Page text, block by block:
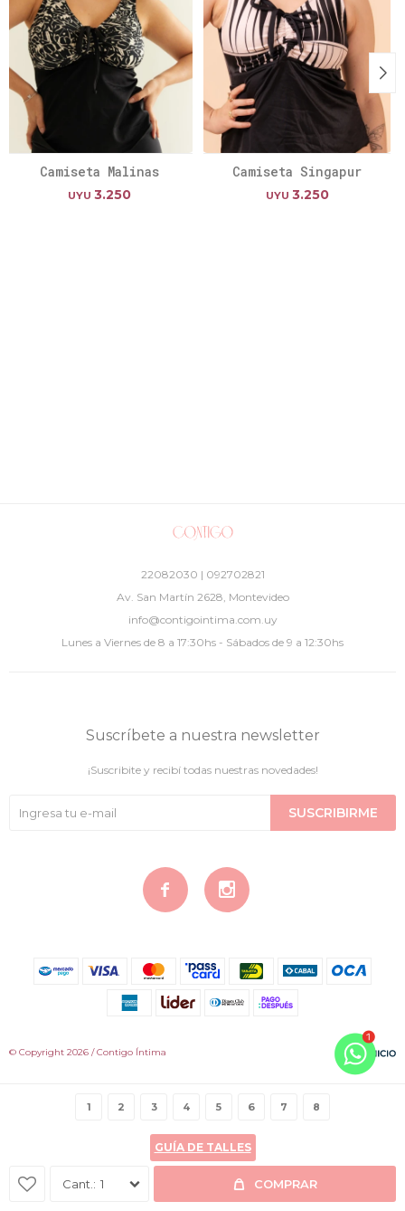
1 2 3 4 5 6 7 8
GUÍA DE TALLES
1 COMPRAR
Camiseta Malinas
UYU 3.250
Camiseta Singapur
UYU 3.250
22082030 | 092702821
Av. San Martín 2628, Montevideo
info@contigointima.com.uy
Lunes a Viernes de 8 a 17:30hs - Sábados de 9 a 12:30hs
Suscríbete a nuestra newsletter
¡Suscribite y recibí todas nuestras novedades!
SUSCRIBIRME
 
© Copyright 2026 / Contigo Íntima